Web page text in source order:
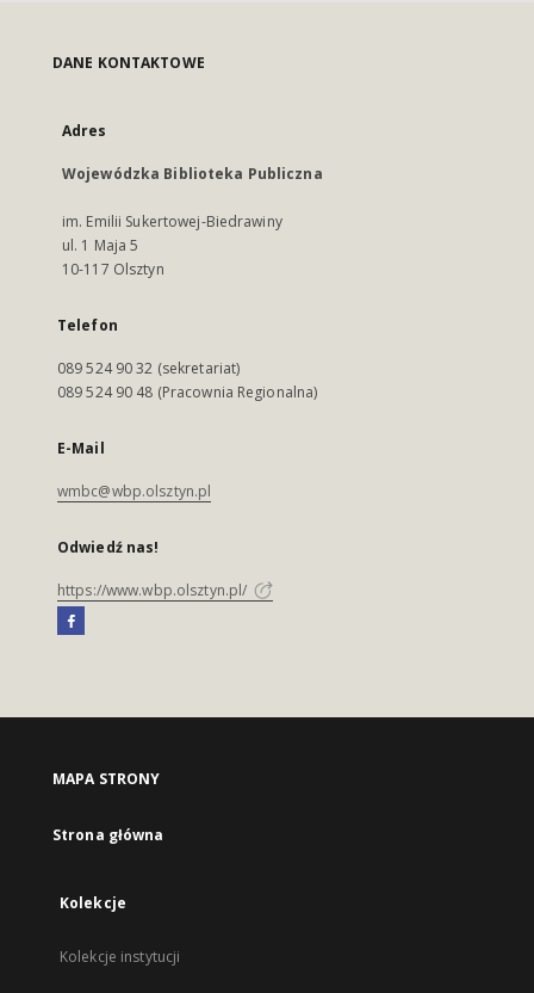
DANE KONTAKTOWE
Adres
Wojewódzka Biblioteka Publiczna
im. Emilii Sukertowej-Biedrawiny
ul. 1 Maja 5
10-117 Olsztyn
Telefon
089 524 90 32 (sekretariat)
089 524 90 48 (Pracownia Regionalna)
E-Mail
wmbc@wbp.olsztyn.pl
Odwiedź nas!
https://www.wbp.olsztyn.pl/
MAPA STRONY
Strona główna
Kolekcje
Kolekcje instytucji